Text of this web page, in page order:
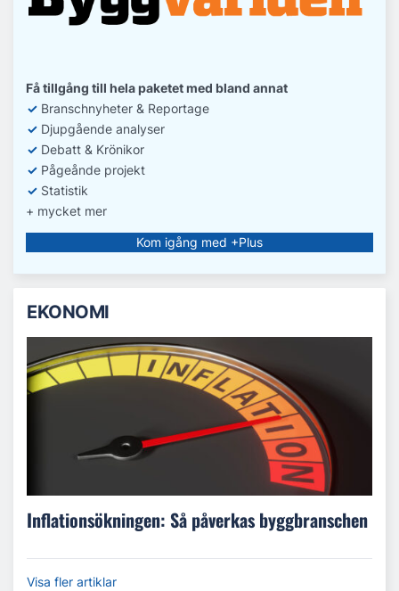
Få tillgång till hela paketet med bland annat
✓ Branschnyheter & Reportage
✓ Djupgående analyser
✓ Debatt & Krönikor
✓ Pågeånde projekt
✓ Statistik
+ mycket mer
Kom igång med +Plus
EKONOMI
Inflationsökningen: Så påverkas byggbranschen
Visa fler artiklar